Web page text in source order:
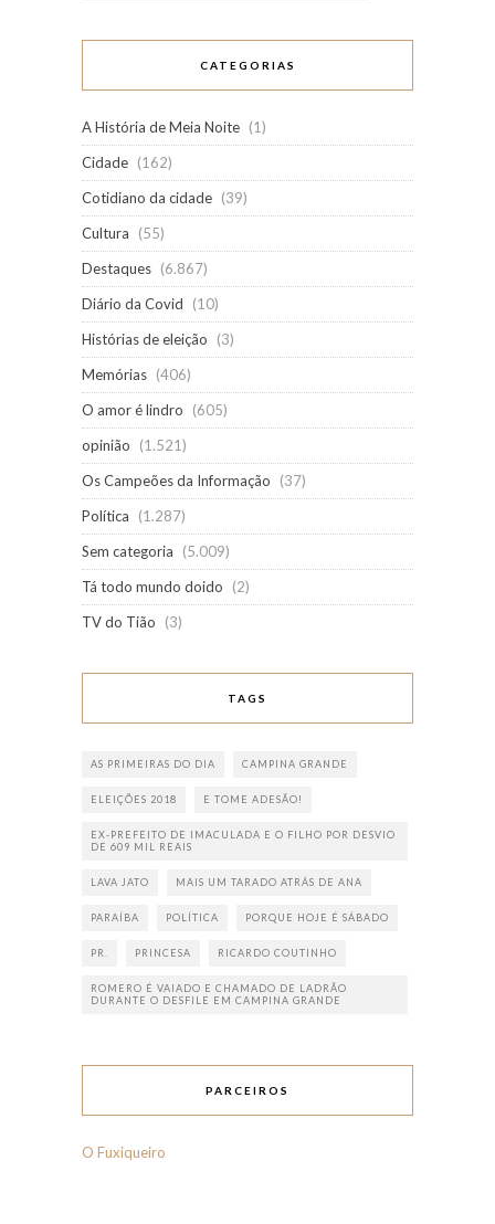
CATEGORIAS
A História de Meia Noite (1)
Cidade (162)
Cotidiano da cidade (39)
Cultura
(55)
Destaques (6.867)
Diário da Covid
(10)
Histórias de eleição
(3)
Memórias (406)
O amor é lindro
(605)
opinião
(1.521)
Os Campeões da Informação
(37)
Política
(1.287)
Sem categoria
(5.009)
Tá todo mundo doido
(2)
TV do Tião
(3)
TAGS
AS PRIMEIRAS DO DIA CAMPINA GRANDE
ELEIÇÕES 2018 E TOME ADESÃO!
EX-PREFEITO DE IMACULADA E O FILHO POR DESVIO
DE 609 MIL REAIS
LAVA JATO MAIS UM TARADO ATRÁS DE ANA
PARAÍBA POLÍTICA PORQUE HOJE É SÁBADO
PR. PRINCESA RICARDO COUTINHO
ROMERO É VAIADO E CHAMADO DE LADRÃO
DURANTE O DESFILE EM CAMPINA GRANDE
PARCEIROS
O Fuxiqueiro